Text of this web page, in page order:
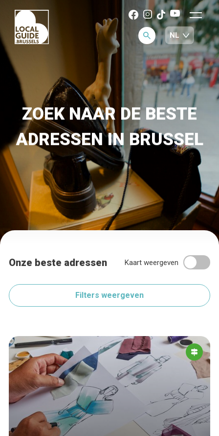
ZOEK NAAR DE BESTE
ADRESSEN IN BRUSSEL
Onze beste adressen Kaart weergeven
Filters weergeven